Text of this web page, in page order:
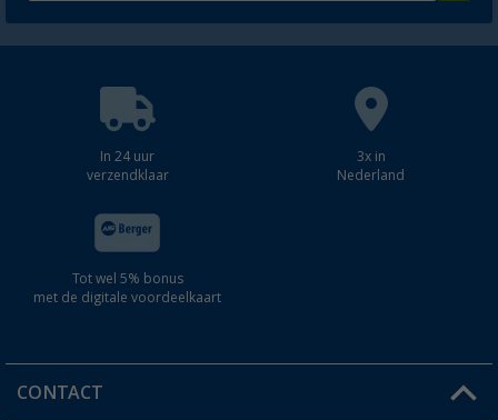
In 24 uur
verzendklaar
3x in
Nederland
Tot wel 5% bonus
met de digitale voordeelkaart
CONTACT